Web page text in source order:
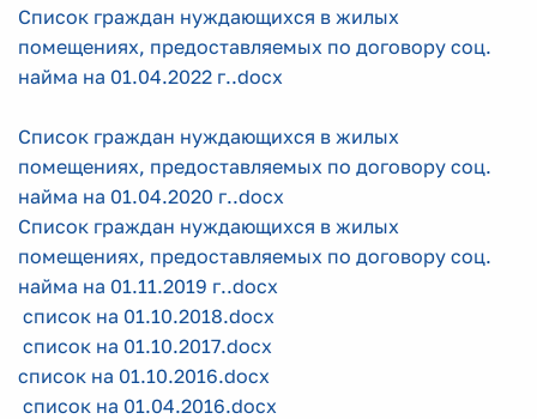
Список граждан нуждающихся в жилых
помещениях, предоставляемых по договору соц.
найма на 01.04.2022 г..docx
Список граждан нуждающихся в жилых
помещениях, предоставляемых по договору соц.
найма на 01.04.2020 г..docx
Список граждан нуждающихся в жилых
помещениях, предоставляемых по договору соц.
найма на 01.11.2019 г..docx
список на 01.10.2018.docx
список на 01.10.2017.docx
список на 01.10.2016.docx
список на 01.04.2016.docx